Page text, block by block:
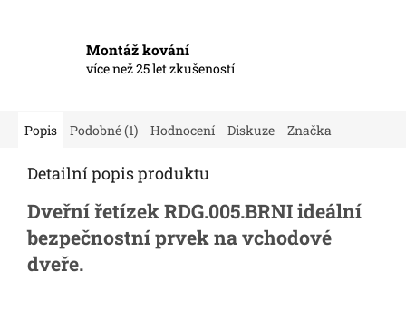
Montáž kování
více než 25 let zkušeností
Popis Podobné (1) Hodnocení Diskuze Značka
Detailní popis produktu
Dveřní řetízek RDG.005.BRNIideální
bezpečnostní prvek na vchodové
dveře.